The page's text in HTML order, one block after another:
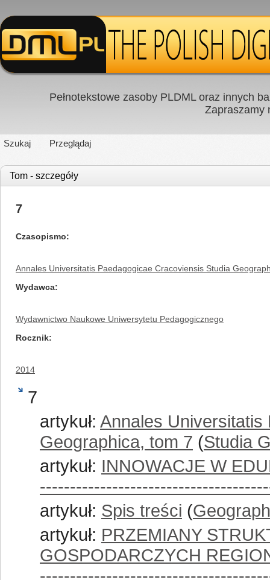
Pełnotekstowe zasoby PLDML oraz innych
Zapraszamy
Szukaj Przeglądaj
Tom - szczegóły
7
Czasopismo
Annales Universitatis Paedagogicae Cracoviensis Studia
Wydawca
Wydawnictwo Naukowe Uniwersytetu Pedagogicznego
Rocznik
2014
7
artykuł: Annales
Geographica, tom 7 (Studia
artykuł: INNOWACJE W
artykuł: Spis treści (
artykuł: PRZEMIANY
GOSPODARCZYCH